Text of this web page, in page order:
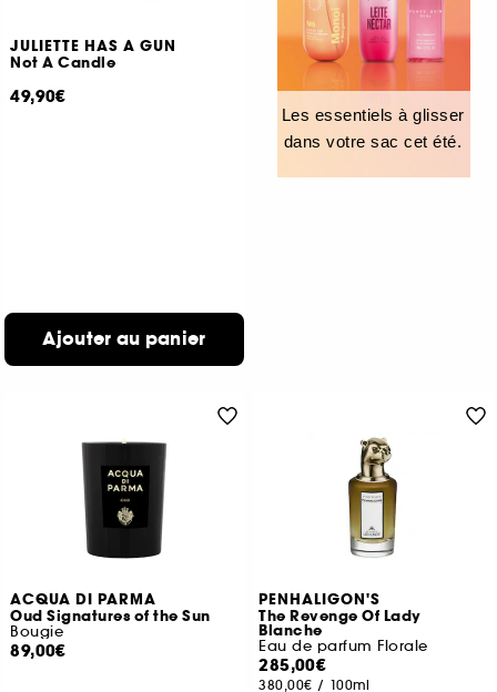
JULIETTE HAS A GUN
Not A Candle
49,90€
Ajouter au panier
Les essentiels à glisser
dans votre sac cet été.
ACQUA DI PARMA
Oud Signatures of the Sun
Bougie
89,00€
PENHALIGON'S
The Revenge Of Lady
Blanche
Eau de parfum Florale
285,00€
380,00€ / 100ml